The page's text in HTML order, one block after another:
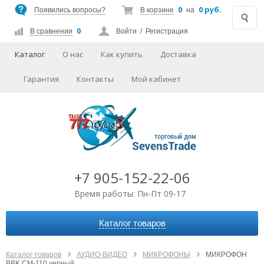
Появились вопросы? В корзине 0 на 0 руб.
В сравнении 0 Войти / Регистрация
Каталог О нас Как купить Доставка
Гарантия Контакты Мой кабинет
+7 905-152-22-06
Время работы: Пн-Пт 09-17
Каталог товаров
Каталог товаров АУДИО-ВИДЕО МИКРОФОНЫ
МИКРОФОН